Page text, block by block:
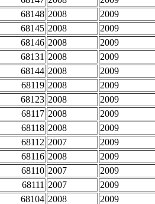
68148 2008
2009
68145 2008
2009
68146 2008
2009
68131 2008
2009
68144 2008
2009
68119 2008
2009
68123 2008
2009
68117 2008
2009
68118 2008
2009
68112 2007
2009
68116 2008
2009
68110 2007
2009
68111 2007
2009
68104 2008
2009